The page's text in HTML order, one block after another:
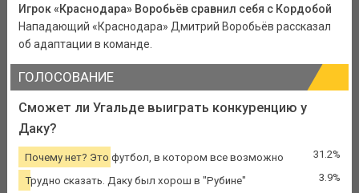
Игрок «Краснодара» Воробьёв сравнил себя с Кордобой
Нападающий «Краснодара» Дмитрий Воробьёв рассказал
об адаптации в команде.
ГОЛОСОВАНИЕ
Сможет ли Угальде выиграть конкуренцию у
Даку?
Почему нет? Это футбол, в котором все возможно 31.2%
Трудно сказать. Даку был хорош в "Рубине" 3.9%